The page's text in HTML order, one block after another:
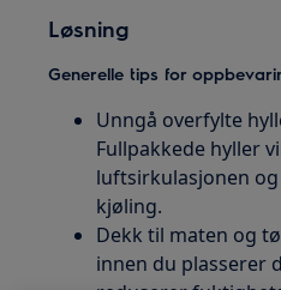
Løsning
Generelle tips for
Unngå overfylte
Fullpakkede hyller
luftsirkulasjonen
kjøling.
Dekk til maten og
innen du plasserer